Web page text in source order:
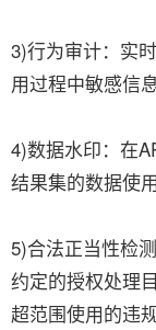
3)行为审计：实
用过程中敏感信
4)数据水印：在
结果集的数据使
5)合法正当性检
约定的授权处理
超范围使用的违